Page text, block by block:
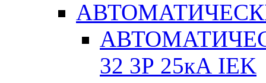
32 3Р 25кА IEK